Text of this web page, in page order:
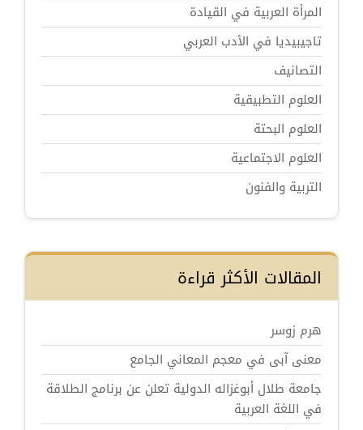
المرأة العربية في القيادة
تاجيبيديا في الأدب العربي
التصانيف
العلوم التطبيقية
العلوم البحتة
العلوم الاجتماعية
التربية والفنون
المقالات الأكثر قراءة
هرم زوسر
معنى آبى في معجم المعاني الجامع
جامعة طلال أبوغزاله الدولية تعلن عن برنامج الطلاقة
في اللغة العربية